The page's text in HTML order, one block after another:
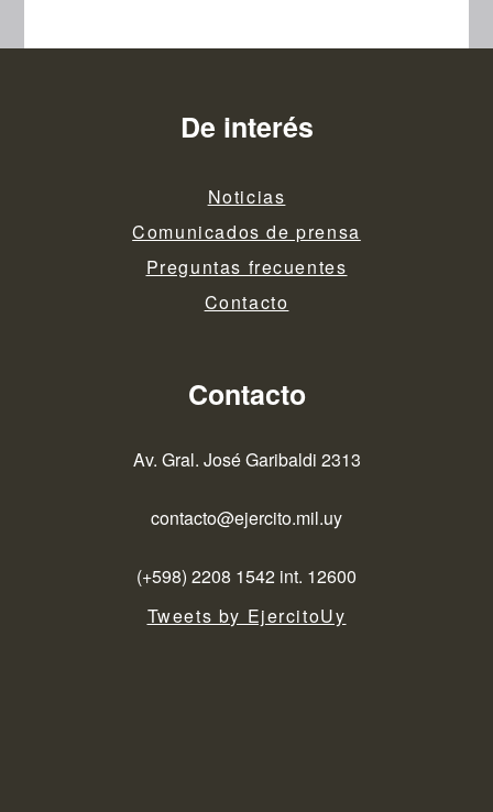
De interés
Noticias
Comunicados de prensa
Preguntas frecuentes
Contacto
Contacto
Av. Gral. José Garibaldi 2313
contacto@ejercito.mil.uy
(+598) 2208 1542 int. 12600
Tweets by EjercitoUy